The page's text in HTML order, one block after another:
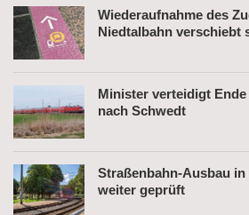
Wiederaufnahme des
Niedtalbahn verschiebt
Minister verteidigt
nach Schwedt
Straßenbahn-Ausbau
weiter geprüft